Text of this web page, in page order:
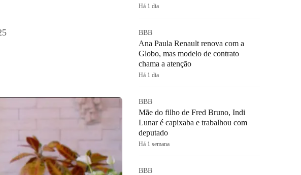
Há 1 dia
BBB
Ana Paula Renault renova com a
Globo, mas modelo de contrato
chama a atenção
Há 1 dia
BBB
Mãe do filho de Fred Bruno, Indi
Lunar é capixaba e trabalhou com
deputado
Há 1 semana
BBB